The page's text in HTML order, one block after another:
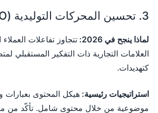
3. تحسين المحركات التوليدية (GEO)
لماذا ينجح في 2026:
تتجاوز تفاعلات
العلامات التجارية ذات التفكير
كتهديدات.
استراتيجيات رئيسية:هيكل المحتوى بعبارات